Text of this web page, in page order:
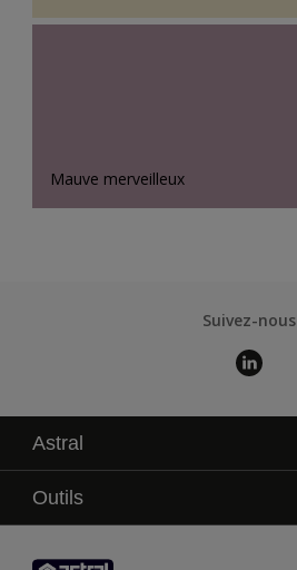
Mauve merveilleux
Suivez-nous
Astral
La marque
Service technique
Contact
Outils